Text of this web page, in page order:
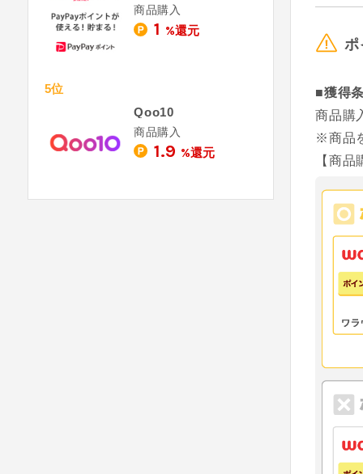
ポ
■獲得
商品購
※商品
【商
商品購入
1 %還元
5位
Qoo10
商品購入
1.9 %還元